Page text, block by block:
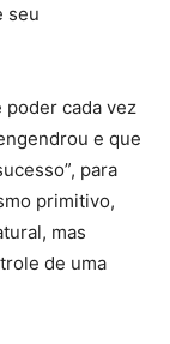
seu
poder cada vez
e que
para
primitivo,
mas
de uma